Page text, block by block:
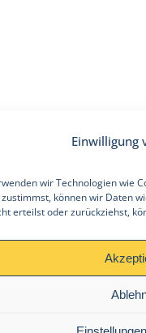
Einwilligung
wir Technologien wie
können wir Daten
erteilst oder zurückziehst,